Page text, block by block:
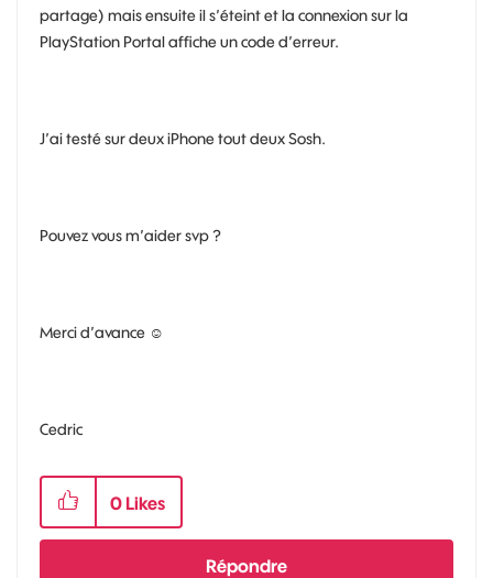
partage) mais ensuite il s’éteint et la connexion sur la
PlayStation Portal affiche un code d’erreur.
J’ai testé sur deux iPhone tout deux Sosh.
Pouvez vous m’aider svp ?
Merci d’avance ☺️
Cedric
0 Likes
Répondre